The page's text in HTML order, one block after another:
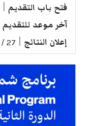
فتح باب التقديم
آخر موعد للتقديم
إعلان النتائج 27 / 9 / 2024